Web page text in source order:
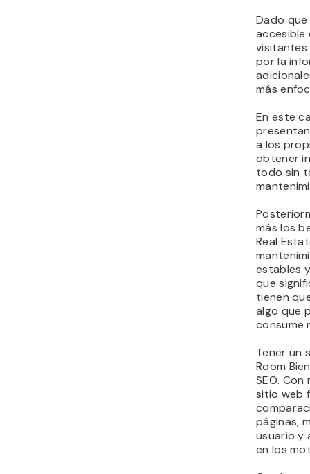
Dado
accesible
visitantes
por la
más
En este
a los
obtener
todo sin
más los
Real
estables
que
tienen
algo que
consume
Tener un
Room
SEO.
sitio web
páginas,
usuario y
en los